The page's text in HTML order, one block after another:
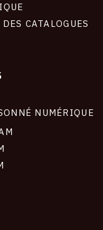
CATALOGUES
NUMÉRIQUE